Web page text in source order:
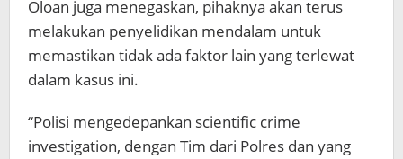
Oloan juga menegaskan, pihaknya akan terus
melakukan penyelidikan mendalam untuk
memastikan tidak ada faktor lain yang terlewat
dalam kasus ini.
“Polisi mengedepankan scientific crime
investigation, dengan Tim dari Polres dan yang